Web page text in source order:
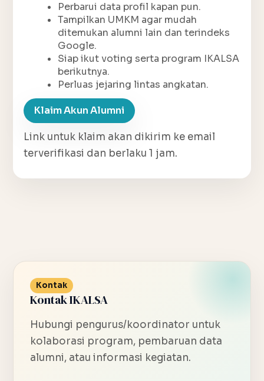
Perbarui data profil kapan pun.
Tampilkan UMKM agar mudah
ditemukan alumni lain dan terindeks
Google.
Siap ikut voting serta program IKALSA
berikutnya.
Perluas jejaring lintas angkatan.
Klaim Akun Alumni
Link untuk klaim akan dikirim ke email
terverifikasi dan berlaku 1 jam.
Kontak
Kontak IKALSA
Hubungi pengurus/koordinator untuk
kolaborasi program, pembaruan data
alumni, atau informasi kegiatan.